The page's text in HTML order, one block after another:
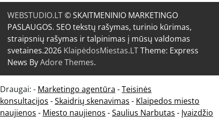
WEBSTUDIO.LT© SKAITMENINIO MARKETINGO
PASLAUGOS. SEO tekstų rašymas, turinio kūrimas,
straipsnių rašymas ir talpinimas į mūsų valdomas
svetaines.2026 KlaipėdosMiestas.LTTheme: Express
News ByAdore Themes.
Draugai: - Marketingo agentūra -Teisinės
konsultacijos -Skaidrių skenavimas - Klaipedos miesto
naujienos - Miesto naujienos -Saulius Narbutas - Įvaizdžio